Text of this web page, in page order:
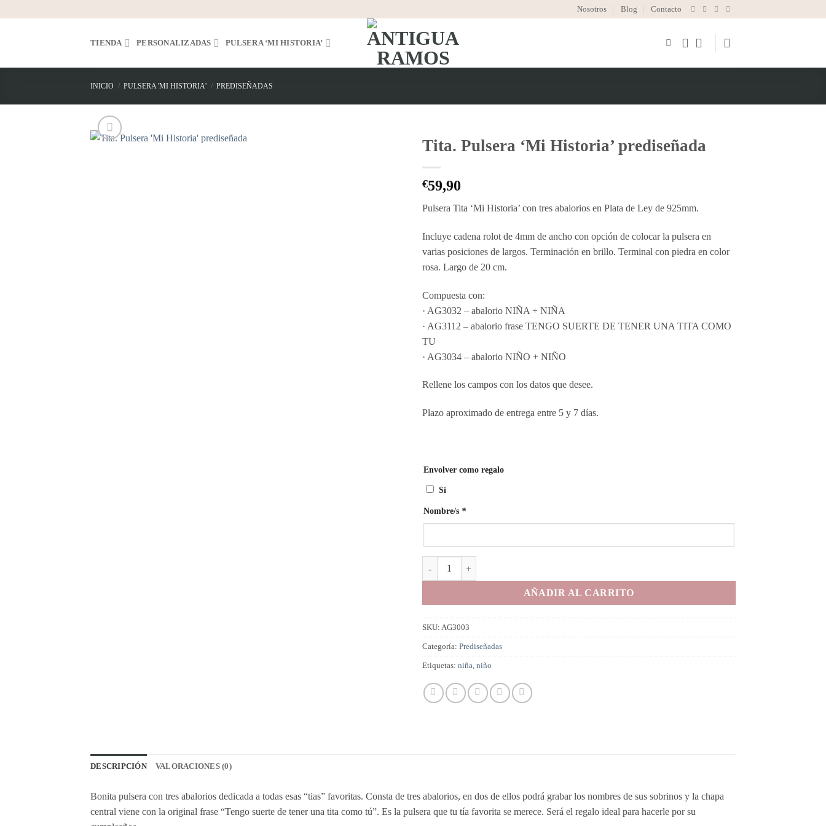
Nosotros Blog Contacto
TIENDA PERSONALIZADAS PULSERA ‘MI HISTORIA’
INICIO / PULSERA 'MI HISTORIA' / PREDISEÑADAS
Tita. Pulsera ‘Mi Historia’ prediseñada
€59,90
Pulsera Tita ‘Mi Historia’ con tres abalorios en Plata de Ley de 925mm.
Incluye cadena rolot de 4mm de ancho con opción de colocar la pulsera en
varias posiciones de largos. Terminación en brillo. Terminal con piedra en color
rosa. Largo de 20 cm.
Compuesta con:
· AG3032 – abalorio NIÑA + NIÑA
· AG3112 – abalorio frase TENGO SUERTE DE TENER UNA TITA COMO
TU
· AG3034 – abalorio NIÑO + NIÑO
Rellene los campos con los datos que desee.
Plazo aproximado de entrega entre 5 y 7 días.
Envolver como regalo
Sí
Nombre/s *
Tita. Pulsera 'Mi Historia' prediseñada cantidad
AÑADIR AL CARRITO
SKU: AG3003
Categoría: Prediseñadas
Etiquetas: niña, niño
DESCRIPCIÓN VALORACIONES (0)
Bonita pulsera con tres abalorios dedicada a todas esas “tias” favoritas. Consta de tres abalorios, en dos de ellos podrá grabar los nombres de sus sobrinos y la chapa
central viene con la original frase “Tengo suerte de tener una tita como tú”. Es la pulsera que tu tía favorita se merece. Será el regalo ideal para hacerle por su